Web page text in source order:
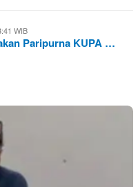
WIB
Paripurna KUPA …